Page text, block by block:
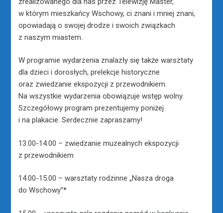
w którym mieszkańcy Wschowy, ci znani i mniej znani,
opowiadają o swojej drodze i swoich związkach
z naszym miastem.
W programie wydarzenia znalazły się także warsztaty
dla dzieci i dorosłych, prelekcje historyczne
oraz zwiedzanie ekspozycji z przewodnikiem.
Na wszystkie wydarzenia obowiązuje wstęp wolny.
Szczegółowy program prezentujemy poniżej
i na plakacie. Serdecznie zapraszamy!
13.00-14.00 – zwiedzanie muzealnych ekspozycji
z przewodnikiem
14.00-15.00 – warsztaty rodzinne „Nasza droga
do Wschowy”*